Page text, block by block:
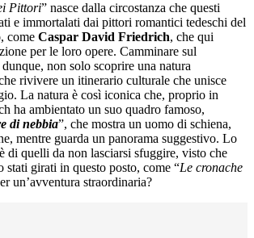
Pittori” nasce dalla circostanza che questi
e immortalati dai pittori romantici tedeschi del
come Caspar David Friedrich, che qui
per le loro opere. Camminare sul
non solo scoprire una natura
rivivere un itinerario culturale che unisce
La natura è così iconica che, proprio in
ha ambientato un suo quadro famoso,
di nebbia”, che mostra un uomo di schiena,
mentre guarda un panorama suggestivo. Lo
di quelli da non lasciarsi sfuggire, visto che
stati girati in questo posto, come “Le cronache
un’avventura straordinaria?